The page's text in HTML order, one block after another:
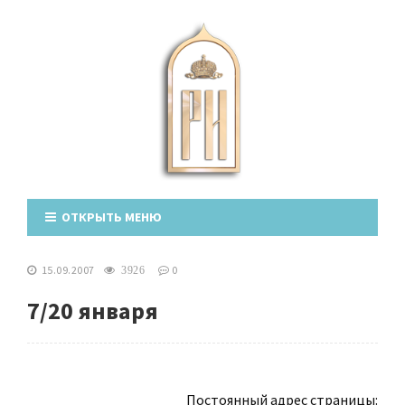
ОТКРЫТЬ МЕНЮ
15.09.2007 3926 0
7/20 января
Постоянный адрес страницы: